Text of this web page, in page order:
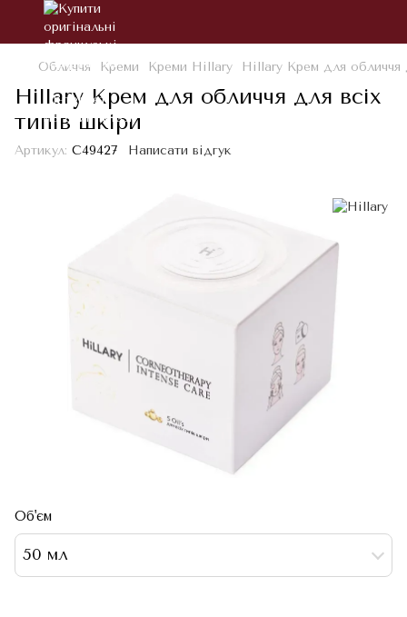
Обличчя Креми Креми Hillary Hillary Крем для обличчя
Hillary Крем для обличчя для всіх
типів шкіри
Артикул: С49427 Написати відгук
Об'єм
50 мл